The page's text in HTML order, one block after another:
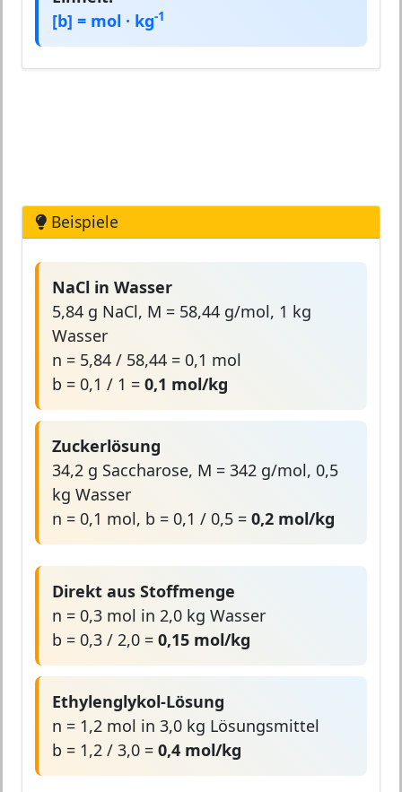
[b] = mol · kg-1
Beispiele
NaCl in Wasser
5,84 g NaCl, M = 58,44 g/mol, 1 kg
Wasser
n = 5,84 / 58,44 = 0,1 mol
b = 0,1 / 1 = 0,1 mol/kg
Zuckerlösung
34,2 g Saccharose, M = 342 g/mol, 0,5
kg Wasser
n = 0,1 mol, b = 0,1 / 0,5 = 0,2 mol/kg
Direkt aus Stoffmenge
n = 0,3 mol in 2,0 kg Wasser
b = 0,3 / 2,0 = 0,15 mol/kg
Ethylenglykol-Lösung
n = 1,2 mol in 3,0 kg Lösungsmittel
b = 1,2 / 3,0 = 0,4 mol/kg